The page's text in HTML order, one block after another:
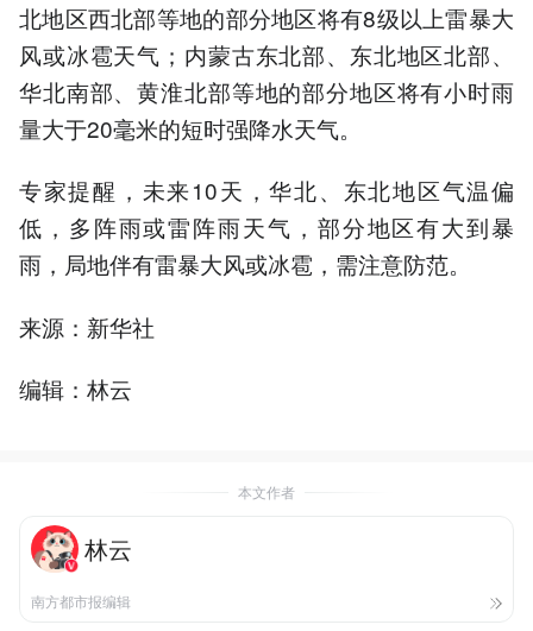
北地区西北部等地的部分地区将有8级以上雷暴大
风或冰雹天气；内蒙古东北部、东北地区北部、
华北南部、黄淮北部等地的部分地区将有小时雨
量大于20毫米的短时强降水天气。
专家提醒，未来10天，华北、东北地区气温偏
低，多阵雨或雷阵雨天气，部分地区有大到暴
雨，局地伴有雷暴大风或冰雹，需注意防范。
来源：新华社
编辑：林云
本文作者
林云
南方都市报编辑